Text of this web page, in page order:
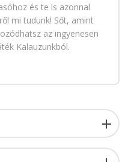
és te is azonnal
mi tudunk! Sőt, amint
az ingyenesen
Kalauzunkból.